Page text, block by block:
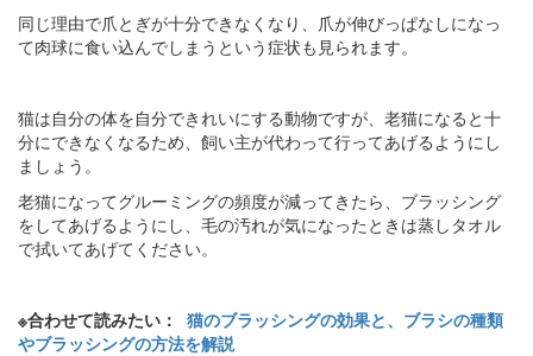
同じ理由で爪とぎが十分できなくなり、爪が伸びっぱなしになっ
て肉球に食い込んでしまうという症状も見られます。
猫は自分の体を自分できれいにする動物ですが、老猫になると十
分にできなくなるため、飼い主が代わって行ってあげるようにし
ましょう。
老猫になってグルーミングの頻度が減ってきたら、ブラッシング
をしてあげるようにし、毛の汚れが気になったときは蒸しタオル
で拭いてあげてください。
※合わせて読みたい： 猫のブラッシングの効果と、ブラシの種類
やブラッシングの方法を解説